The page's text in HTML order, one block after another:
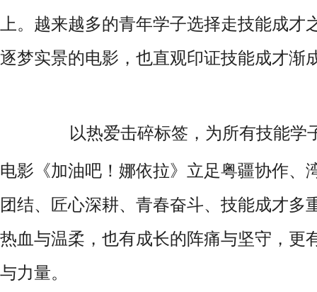
上。越来越多的青年学子选择走技能成才
逐梦实景的电影，也直观印证技能成才渐
以热爱击碎标签，为所有技能学
电影《加油吧！娜依拉》立足粤疆协作、
团结、匠心深耕、青春奋斗、技能成才多
热血与温柔，也有成长的阵痛与坚守，更
与力量。